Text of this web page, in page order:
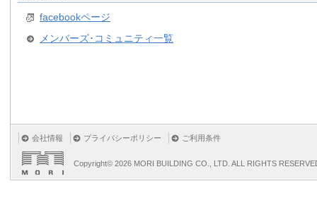
facebookページ
メンバーズ･コミュニティ一覧
会社情報 プライバシーポリシー ご利用条件
Copyright© 2026 MORI BUILDING CO., LTD. ALL RIGHTS